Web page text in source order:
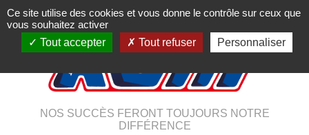
NOS SUCCÈS FERONT TOUJOURS NOTRE
DIFFÉRENCE
Ce site utilise des cookies et vous donne le contrôle sur ceux que
vous souhaitez activer
Tout accepter
Tout refuser Personnaliser